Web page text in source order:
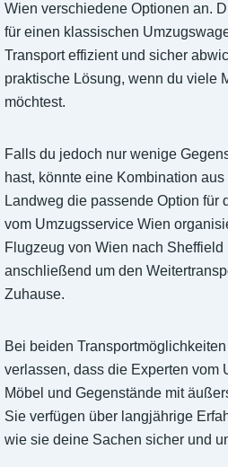
Wien verschiedene Optionen an.
für einen klassischen
Transport effizient und sicher
praktische Lösung, wenn du viele
möchtest.
Falls du jedoch nur wenige
hast, könnte eine Kombination aus
Landweg die passende Option für
vom Umzugsservice Wien
Flugzeug von Wien nach Sheffield
anschließend um den
Zuhause.
Bei beiden
verlassen, dass die Experten vom
Möbel und Gegenstände mit
Sie verfügen über langjährige
wie sie deine Sachen sicher und